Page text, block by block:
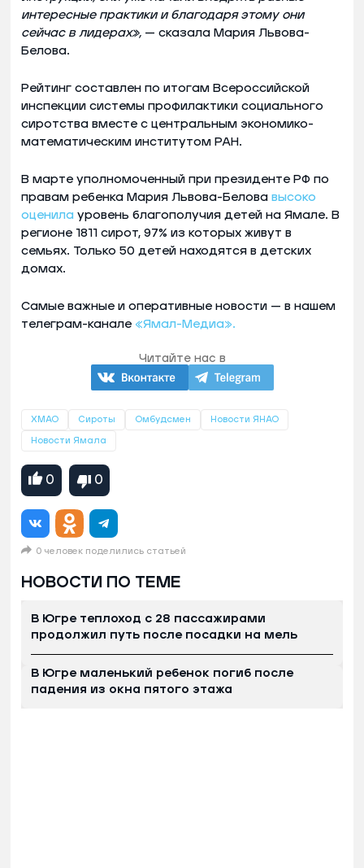
интересные практики и благодаря этому они
сейчас в лидерах», — сказала Мария Львова-
Белова.
Рейтинг составлен по итогам Всероссийской
инспекции системы профилактики социального
сиротства вместе с центральным экономико-
математическим институтом РАН.
В марте уполномоченный при президенте РФ по
правам ребенка Мария Львова-Белова высоко
оценила уровень благополучия детей на Ямале. В
регионе 1811 сирот, 97% из которых живут в
семьях. Только 50 детей находятся в детских
домах.
Самые важные и оперативные новости — в нашем
телеграм-канале «Ямал-Медиа».
Читайте нас в
ХМАО Сироты Омбудсмен Новости ЯНАО
Новости Ямала
0 0
0 человек поделились статьей
НОВОСТИ ПО ТЕМЕ
В Югре теплоход с 28 пассажирами
продолжил путь после посадки на мель
В Югре маленький ребенок погиб после
падения из окна пятого этажа